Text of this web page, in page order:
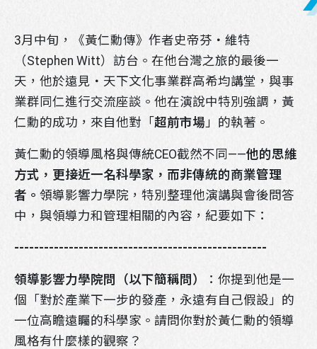
3月中旬，《黃仁勳傳》作者史帝芬・維特
（Stephen Witt）訪台。在他台灣之旅的最後一
天，他於遠見・天下文化事業群高希均講堂，與事
業群同仁進行交流座談。他在演說中特別強調，黃
仁勳的成功，來自他對「 超前市場」的執著。
黃仁勳的領導風格與傳統CEO截然不同——他的思維
方式，更接近一名科學家，而非傳統的商業管理
者。 領導影響力學院，特別整理他演講與會後問答
中，與領導力和管理相關的內容，紀要如下：
---------------------------------------------------
領導影響力學院問（以下簡稱問）
：你提到他是一
個「對於產業下一步的發產，永遠有自己假設」的
一位高瞻遠矚的科學家。請問你對於黃仁勳的領導
風格有什麼樣的觀察？
LINE官方帳號
掃描行動條碼即可將官方帳號加入好友
請先點選LINE應用程式搜尋欄位旁的掃描圖示，
再掃描此行動條碼。